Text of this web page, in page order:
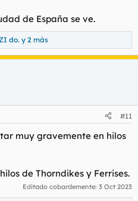
de España se ve.
do. y 2 más
#11
muy gravemente en hilos
de Thorndikes y Ferrises.
Editado cobardemente: 3 Oct 2023